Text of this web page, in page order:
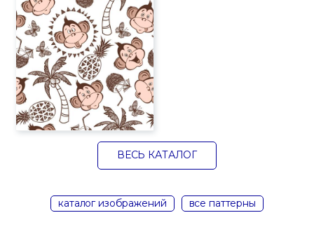
ВЕСЬ КАТАЛОГ
каталог изображений все паттерны